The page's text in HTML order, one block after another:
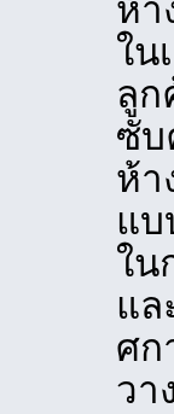
ห้า
ใน
ลู
ซับ
ห้า
แบ
ใน
แล
ศก
วา